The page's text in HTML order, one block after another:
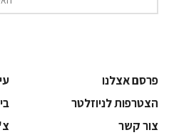
פרסם אצלנו
הצטרפות לניוזלטר
צור קשר